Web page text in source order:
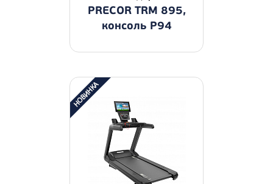
PRECOR TRM 895,
консоль P94